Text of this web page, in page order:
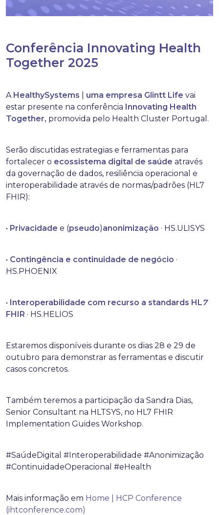
Conferência Innovating Health
Together 2025
A HealthySystems uma empresa Glintt Life vai
estar presente na conferência Innovating Health
Together, promovida pelo Health Cluster Portugal.
Serão discutidas estrategias e ferramentas para
fortalecer o ecossistema digital de saúde através
da governação de dados, resiliência operacional e
interoperabilidade através de normas/padrões (HL7
FHIR):
• Privacidade e (pseudo)anonimização · HS.ULISYS
• Contingência e continuidade de negócio ·
HS.PHOENIX
• Interoperabilidade com recurso a standards HL7
FHIR · HS.HELIOS
Estaremos disponíveis durante os dias 28 e 29 de
outubro para demonstrar as ferramentas e discutir
casos concretos.
Também teremos a participação da Sandra Dias,
Senior Consultant na HLTSYS, no HL7 FHIR
Implementation Guides Workshop.
#SaúdeDigital #Interoperabilidade #Anonimização
#ContinuidadeOperacional #eHealth
Mais informação em Home | HCP Conference
(ihtconference.com)